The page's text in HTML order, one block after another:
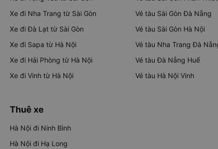
Xe đi Nha Trang từ Sài Gòn
Xe đi Đà Lạt từ Sài Gòn
Xe đi Sapa từ Hà Nội
Xe đi Hải Phòng từ Hà Nội
Xe đi Vinh từ Hà Nội
Vé tàu Sài Gòn Đà Nẵng
Vé tàu Sài Gòn Hà Nội
Vé tàu Nha Trang Đà
Vé tàu Đà Nẵng Huế
Vé tàu Hà Nội Vinh
Thuê xe
Hà Nội đi Ninh Bình
Hà Nội đi Hạ Long